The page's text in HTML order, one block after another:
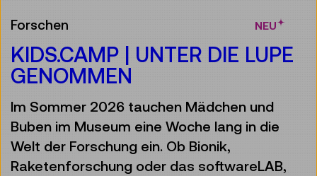
Forschen NEU
KIDS.CAMP | UNTER DIE LUPE
GENOMMEN
Im Sommer 2026 tauchen Mädchen und
Buben im Museum eine Woche lang in die
Welt der Forschung ein. Ob Bionik,
Raketenforschung oder das softwareLAB,